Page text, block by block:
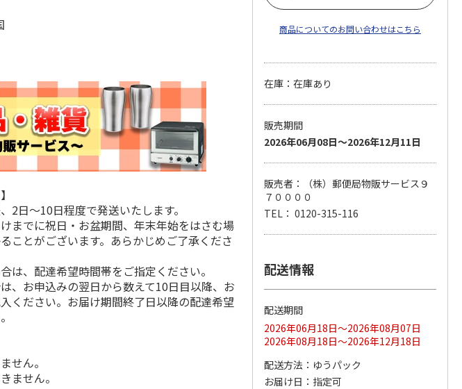
9,900円
(送料・税込)
ドジャース 大谷翔
平 日本人最多53試
合連続出塁記念 シ
ル…
17,000円
(送料・税込)
谷翔平 2026 NL 3・
4月投手…
日～10日程度で発送いたします。
までに祝日・お盆期間、年末年始をはさむ場
ことがございます。あらかじめご了承くださ
は、配達希望時間帯をご指定ください。
、お申込みの翌日から数えて10日目以降、お
ください。お届け期間終了日以降の配達希望
せん。
ません。
商品についてのお問い合わせはこちら
在庫：在庫あり
販売期間
2026年06月08日～2026年12月11日
販売者：（株）郵便局物販サービス９
７００００
TEL： 0120-315-116
配送情報
配送期間
2026年06月18日～2026年08月07日
2026年08月18日～2026年12月18日
配送方法
ゆうパック
お届け日
指定可